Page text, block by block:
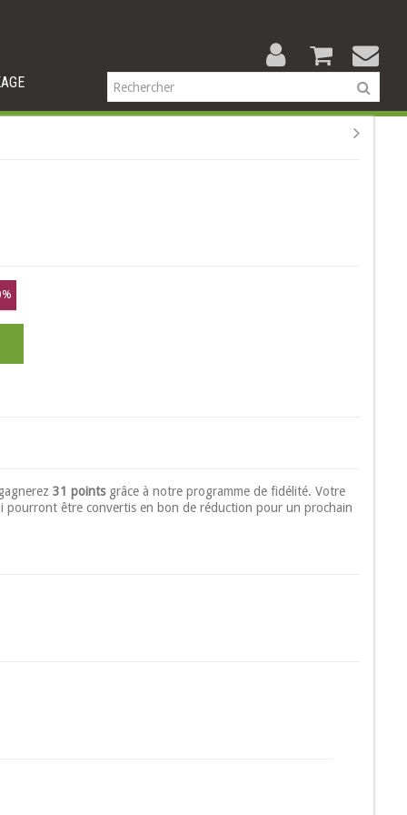
31 pointsgrâce à notre programme de fidélité. Votre
pourront être convertis en bon de réduction pour un prochain